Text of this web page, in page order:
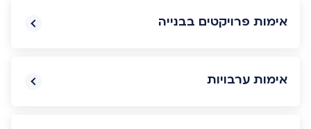
אימות פרויקטים בבנייה
אימות ערבויות